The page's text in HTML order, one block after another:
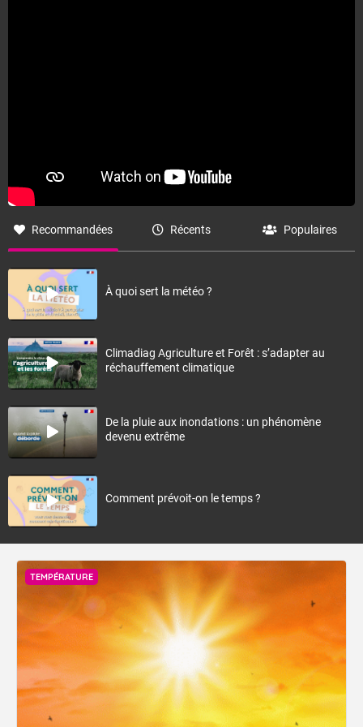
Recommandées Récents Populaires
À quoi sert la météo ?
Climadiag Agriculture et Forêt : s’adapter au
réchauffement climatique
De la pluie aux inondations : un phénomène
devenu extrême
Comment prévoit-on le temps ?
TEMPÉRATURE